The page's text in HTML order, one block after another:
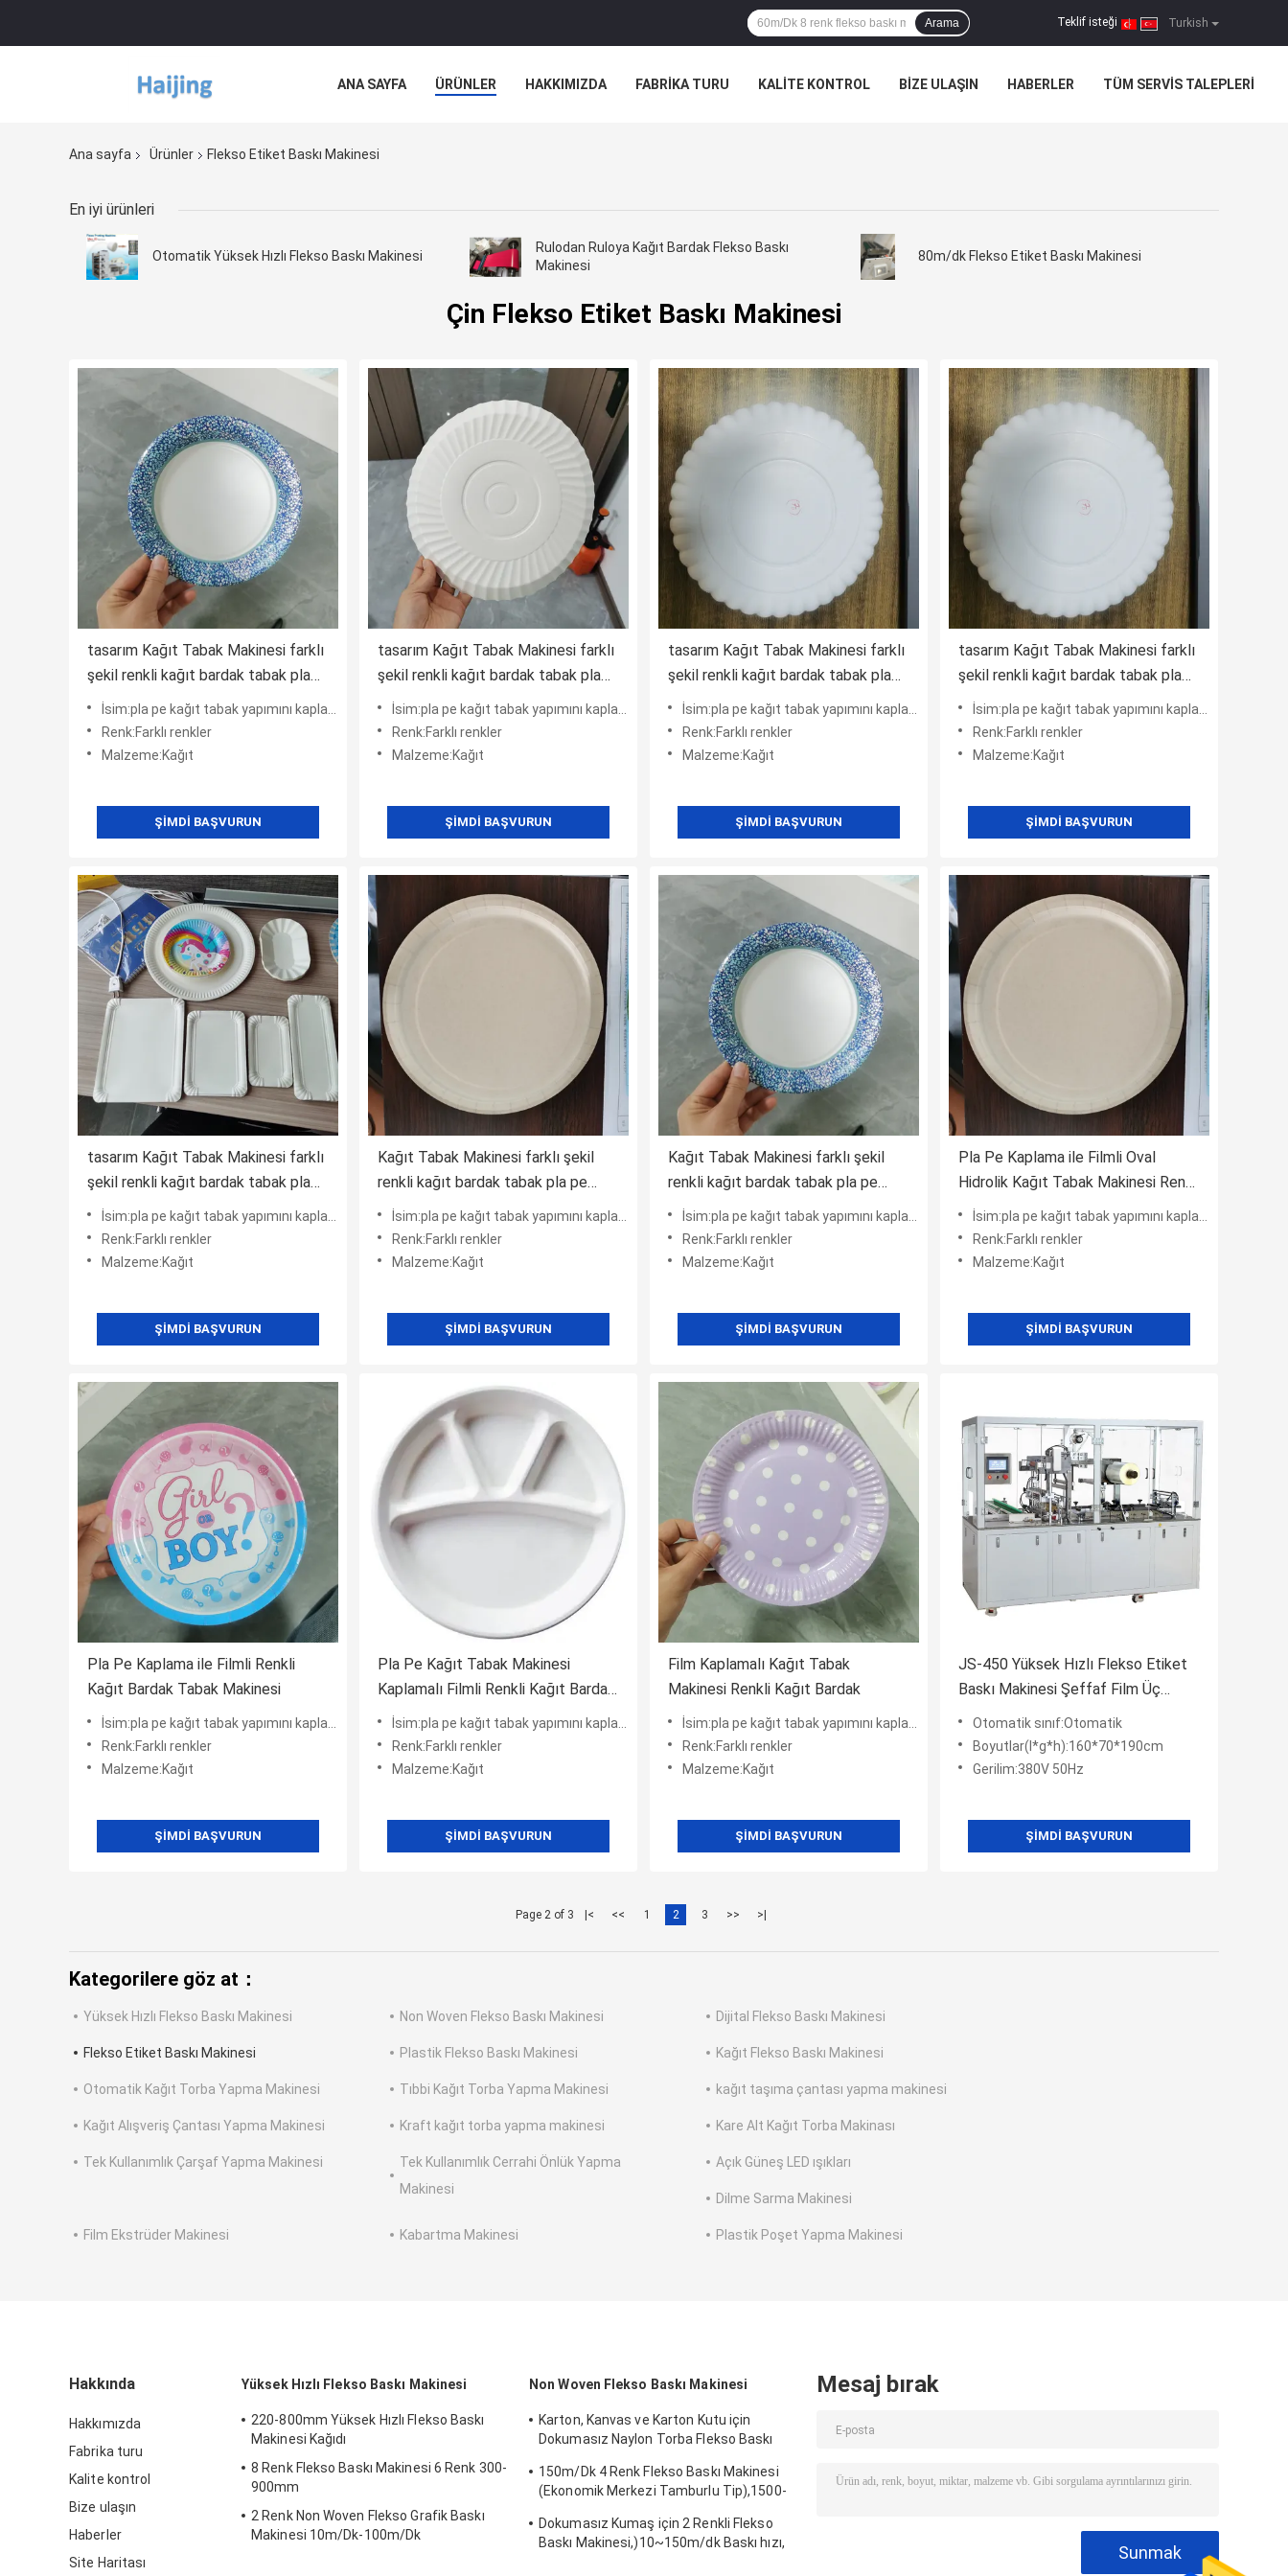
Turkish
Teklif isteği |
Arama
ANA SAYFA ÜRÜNLER HAKKIMIZDA FABRIKA TURU KALITE KONTROL BIZE ULAŞIN HABERLER TÜM SERVIS TALEPLERI
Ana sayfa Ürünler Flekso Etiket Baskı Makinesi
En iyi ürünleri
Otomatik Yüksek Hızlı Flekso Baskı Makinesi
Rulodan Ruloya Kağıt Bardak Flekso Baskı
Makinesi
80m/dk Flekso Etiket Baskı Makinesi
Çin Flekso Etiket Baskı Makinesi
tasarım Kağıt Tabak Makinesi farklı
şekil renkli kağıt bardak tabak pla
pe kaplama ile film ile farklı
malzeme
İsim:pla pe kağıt tabak yapımını kaplayarak film
Renk:Farklı renkler
Malzeme:Kağıt
ŞIMDI BAŞVURUN
tasarım Kağıt Tabak Makinesi farklı
şekil renkli kağıt bardak tabak pla
pe kaplama ile film ile farklı
malzeme
İsim:pla pe kağıt tabak yapımını kaplayarak film
Renk:Farklı renkler
Malzeme:Kağıt
ŞIMDI BAŞVURUN
tasarım Kağıt Tabak Makinesi farklı
şekil renkli kağıt bardak tabak pla
pe kaplama ile film ile farklı
malzeme
İsim:pla pe kağıt tabak yapımını kaplayarak film
Renk:Farklı renkler
Malzeme:Kağıt
ŞIMDI BAŞVURUN
tasarım Kağıt Tabak Makinesi farklı
şekil renkli kağıt bardak tabak pla
pe kaplama ile film ile farklı
malzeme
İsim:pla pe kağıt tabak yapımını kaplayarak film
Renk:Farklı renkler
Malzeme:Kağıt
ŞIMDI BAŞVURUN
tasarım Kağıt Tabak Makinesi farklı
şekil renkli kağıt bardak tabak pla
pe kaplama ile film ile farklı
malzeme
İsim:pla pe kağıt tabak yapımını kaplayarak film
Renk:Farklı renkler
Malzeme:Kağıt
ŞIMDI BAŞVURUN
Kağıt Tabak Makinesi farklı şekil
renkli kağıt bardak tabak pla pe
kaplama ile film ile farklı malzeme
İsim:pla pe kağıt tabak yapımını kaplayarak film
Renk:Farklı renkler
Malzeme:Kağıt
ŞIMDI BAŞVURUN
Kağıt Tabak Makinesi farklı şekil
renkli kağıt bardak tabak pla pe
kaplama ile film ile farklı malzeme
İsim:pla pe kağıt tabak yapımını kaplayarak film
Renk:Farklı renkler
Malzeme:Kağıt
ŞIMDI BAŞVURUN
Pla Pe Kaplama ile Filmli Oval
Hidrolik Kağıt Tabak Makinesi Renkli
Kağıt Bardak
İsim:pla pe kağıt tabak yapımını kaplayarak film
Renk:Farklı renkler
Malzeme:Kağıt
ŞIMDI BAŞVURUN
Pla Pe Kaplama ile Filmli Renkli
Kağıt Bardak Tabak Makinesi
İsim:pla pe kağıt tabak yapımını kaplayarak film
Renk:Farklı renkler
Malzeme:Kağıt
ŞIMDI BAŞVURUN
Pla Pe Kağıt Tabak Makinesi
Kaplamalı Filmli Renkli Kağıt Bardak
Tabağı
İsim:pla pe kağıt tabak yapımını kaplayarak film
Renk:Farklı renkler
Malzeme:Kağıt
ŞIMDI BAŞVURUN
Film Kaplamalı Kağıt Tabak
Makinesi Renkli Kağıt Bardak
İsim:pla pe kağıt tabak yapımını kaplayarak film
Renk:Farklı renkler
Malzeme:Kağıt
ŞIMDI BAŞVURUN
JS-450 Yüksek Hızlı Flekso Etiket
Baskı Makinesi Şeffaf Film Üç
Boyutlu
Otomatik sınıf:Otomatik
Boyutlar(l*g*h):160*70*190cm
Gerilim:380V 50Hz
ŞIMDI BAŞVURUN
Page 2 of 3 |< << 1 2 3 >> >|
Kategorilere göz at：
Yüksek Hızlı Flekso Baskı Makinesi Non Woven Flekso Baskı Makinesi Dijital Flekso Baskı Makinesi
Flekso Etiket Baskı Makinesi Plastik Flekso Baskı Makinesi Kağıt Flekso Baskı Makinesi
Otomatik Kağıt Torba Yapma Makinesi Tıbbi Kağıt Torba Yapma Makinesi kağıt taşıma çantası yapma makinesi
Kağıt Alışveriş Çantası Yapma Makinesi Kraft kağıt torba yapma makinesi Kare Alt Kağıt Torba Makinası
Tek Kullanımlık Çarşaf Yapma Makinesi
Tek Kullanımlık Cerrahi Önlük Yapma
Makinesi
Açık Güneş LED ışıkları
Dilme Sarma Makinesi
Film Ekstrüder Makinesi Kabartma Makinesi Plastik Poşet Yapma Makinesi
Hakkında
Hakkımızda
Fabrika turu
Kalite kontrol
Bize ulaşın
Haberler
Site Haritası
Yüksek Hızlı Flekso Baskı Makinesi
220-800mm Yüksek Hızlı Flekso Baskı
Makinesi Kağıdı
8 Renk Flekso Baskı Makinesi 6 Renk 300-
900mm
2 Renk Non Woven Flekso Grafik Baskı
Makinesi 10m/Dk-100m/Dk
Non Woven Flekso Baskı Makinesi
Karton, Kanvas ve Karton Kutu için
Dokumasız Naylon Torba Flekso Baskı
Baskı hızı
150m/Dk 4 Renk Flekso Baskı Makinesi
(Ekonomik Merkezi Tamburlu Tip),1500-
Dokumasız Kumaş için 2 Renkli Flekso
Baskı Makinesi,)10~150m/dk Baskı hızı,
Mesaj bırak